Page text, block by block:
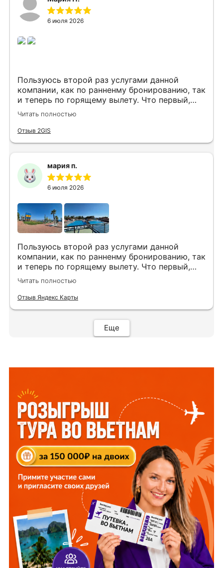
6 июля 2026
Пользуюсь второй раз услугами данной
компании, как по ранненму бронированию, так
и теперь по горящему вылету. Что первый,
что второй раз путёвки подобраны под наши
индивидуальные запросы идеально. Работаем
с менеджером Анной Макеевой, всегда на
Читать полностью
Отзыв 2GIS
мария п.
6 июля 2026
Пользуюсь второй раз услугами данной
компании, как по ранненму бронированию, так
и теперь по горящему вылету. Что первый,
что второй раз путёвки подобраны под наши
индивидуальные запросы идеально. Работаем
с менеджером Анной Макеевой, всегда на
Читать полностью
Отзыв Яндекс Карты
Еще